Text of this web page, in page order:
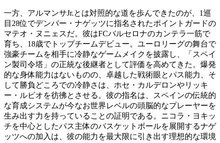
一方、アルマンサJr.とは対照的な道を歩んできたのが、1巡
目28位でデンバー・ナゲッツに指名されたポイントガードの
マテオ・ヌニェスだ。彼はFCバルセロナのカンテラ一筋で
育ち、18歳でトップチームデビュー。ユーロリーグの舞台で
強豪チームを相手に冷静なゲームメイクを披露し、「スペイ
ン製司令塔」の正統な後継者として評価を高めてきた。爆発
的な身体能力はないものの、卓越した戦術眼とパス能力、そ
して勝負どころでの冷静さは、ホセ・カルデロンやリッキ
ー・ルビオを彷彿とさせる。彼の指名は、スペインの伝統的
な育成システムが今なお世界レベルの頭脳的なプレーヤーを
生み出す力を持っていることの証明である。ニコラ・ヨキッ
チを中心としたパス主体のバスケットボールを展開するナゲ
ッツへの加入は、彼の能力を最大限に引き出す理想的な環境